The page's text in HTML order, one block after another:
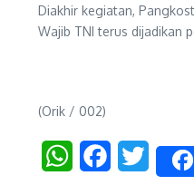
Diakhir kegiatan,
Wajib TNI terus dijadikan
(Orik / 002)
WhatsAppFacebookTwitter